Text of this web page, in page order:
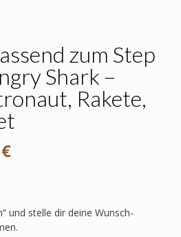
zum Step
Shark –
Rakete,
€Aktueller
28,95 €.
und stelle dir deine Wunsch-